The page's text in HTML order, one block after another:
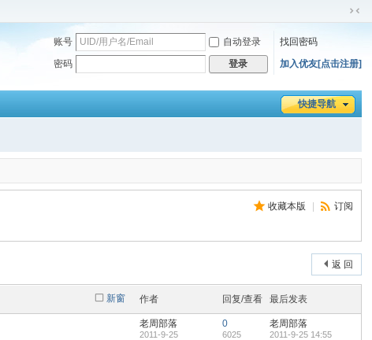
切
窄
账号 自动登录
找回密码
密码
登录 加入优友[点击注册]
快捷导航
收藏本版 订阅
返 回
新窗 作者 回复/查看 最后发表
老周部落
2011-9-25
0
6025
老周部落
2011-9-25 14:55